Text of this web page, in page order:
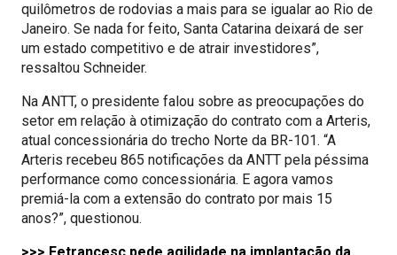
quilômetros de rodovias a mais para se igualar ao Rio de
Janeiro. Se nada for feito, Santa Catarina deixará de ser
um estado competitivo e de atrair investidores”,
ressaltou Schneider.
Na ANTT, o presidente falou sobre as preocupações do
setor em relação à otimização do contrato com a Arteris,
atual concessionária do trecho Norte da BR-101. “A
Arteris recebeu 865 notificações da ANTT pela péssima
performance como concessionária. E agora vamos
premiá-la com a extensão do contrato por mais 15
anos?”, questionou.